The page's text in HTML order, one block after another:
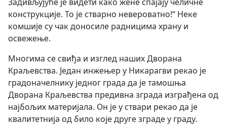
Задивљујуће је видети како жене спајају челичне
конструкције. То је стварно невероватно!“ Неке
комшије су чак доносиле радницима храну и
освежење.
Многима се свиђа и изглед наших Дворана
Краљевства. Један инжењер у Никарагви рекао је
градоначелнику једног града да је тамошња
Дворана Краљевства предивна зграда изграђена од
најбољих материјала. Он је у ствари рекао да је
квалитетнија од било које друге зграде у граду.